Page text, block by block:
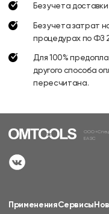
Без учета
Без учета затрат
процедурах по ФЗ
Для 100%
другого способа
пересчитана.
ООО
ЕАЭС
ПримененияСервисы